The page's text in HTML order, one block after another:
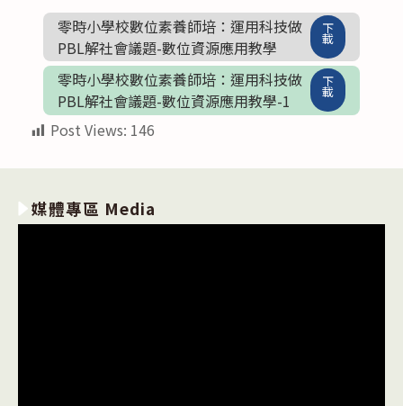
零時小學校數位素養師培：運用科技做
PBL解社會議題-數位資源應用教學
下
載
零時小學校數位素養師培：運用科技做
PBL解社會議題-數位資源應用教學-1
下
載
Post Views: 146
媒體專區 Media